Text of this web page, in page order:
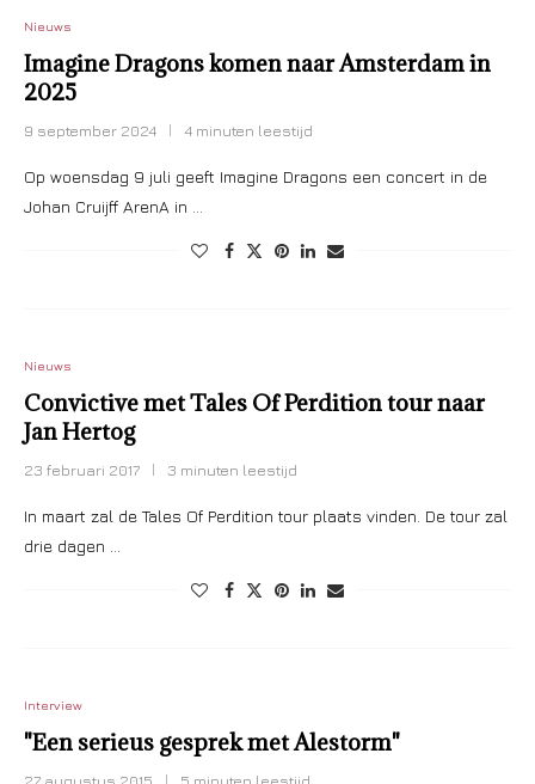
Nieuws
Imagine Dragons komen naar Amsterdam in
2025
9 september 2024 4 minuten leestijd
Op woensdag 9 juli geeft Imagine Dragons een concert in de
Johan Cruijff ArenA in …
Nieuws
Convictive met Tales Of Perdition tour naar
Jan Hertog
23 februari 2017 3 minuten leestijd
In maart zal de Tales Of Perdition tour plaats vinden. De tour zal
drie dagen …
Interview
"Een serieus gesprek met Alestorm"